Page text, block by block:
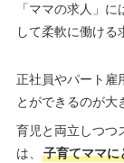
「ママの求人」
して柔軟に働ける
正社員やパート雇
とができるのが大
育児と両立しつつ
は、
子育てママに